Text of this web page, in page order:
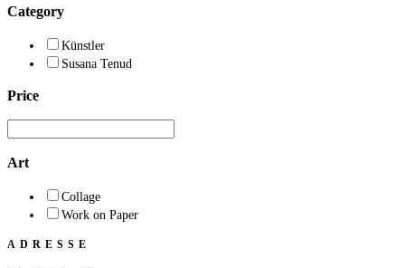
Category
Künstler
Susana Tenud
Price
Art
Collage
Work on Paper
ADRESSE